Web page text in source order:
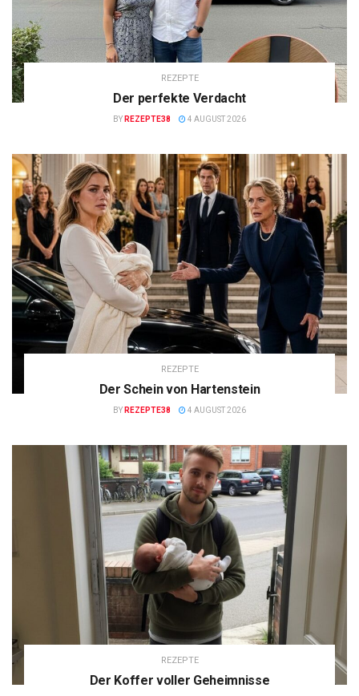
REZEPTE
Der perfekte Verdacht
BY REZEPTE38 4 AUGUST 2026
REZEPTE
Der Schein von Hartenstein
BY REZEPTE38 4 AUGUST 2026
REZEPTE
Der Koffer voller Geheimnisse